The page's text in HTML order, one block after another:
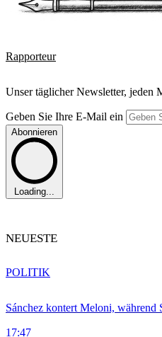
Rapporteur
Unser täglicher Newsletter, jeden
Geben Sie Ihre E-Mail ein
Abonnieren
Loading...
NEUESTE
Sánchez kontert Meloni, während
17:47
POLITIK